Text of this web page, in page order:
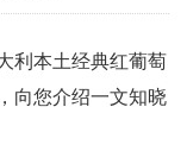
利本土经典红葡萄
向您介绍一文知晓